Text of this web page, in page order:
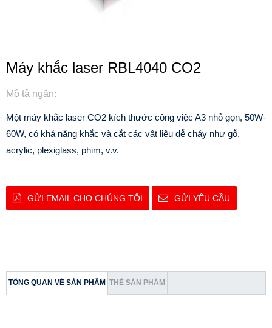
Máy khắc laser RBL4040 CO2
Mô tả ngắn:
Một máy khắc laser CO2 kích thước công việc A3 nhỏ gọn, 50W-
60W, có khả năng khắc và cắt các vật liệu dễ cháy như gỗ,
acrylic, plexiglass, phim, v.v.
GỬI EMAIL CHO CHÚNG TÔI GỬI YÊU CẦU
TỔNG QUAN VỀ SẢN PHẨM THẺ SẢN PHẨM